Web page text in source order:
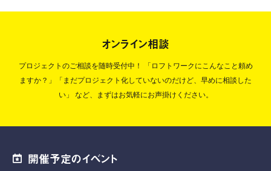
オンライン相談
プロジェクトのご相談を随時受付中！
「ロフトワークにこんなこと頼め
ますか？」「まだプロジェクト化していないのだけど、早めに相談した
い」
など、まずはお気軽にお声掛けください。
開催予定のイベント